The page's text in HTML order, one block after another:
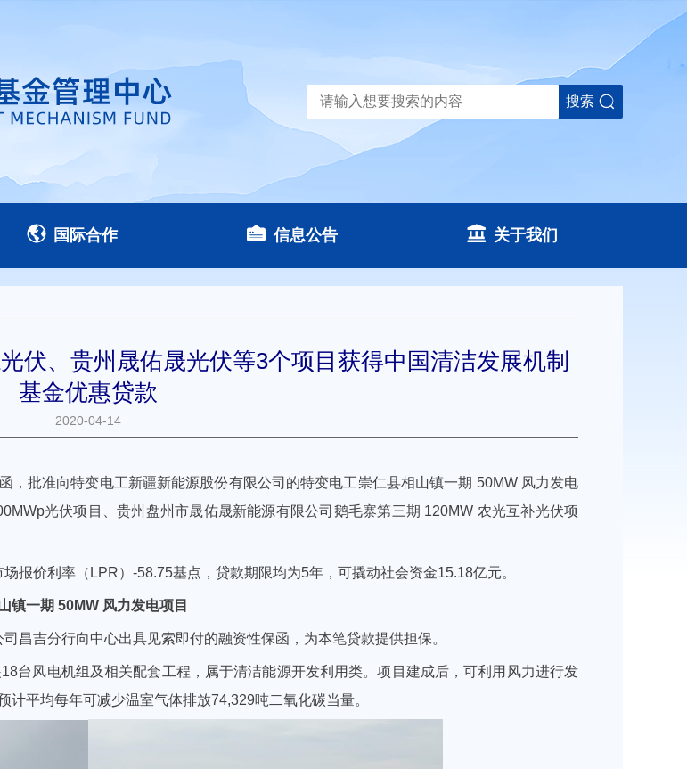
搜索
国际合作 信息公告 关于我们
伏、贵州晟佑晟光伏等3个项目获得中国清洁发展机制
基金优惠贷款
2020-04-14
，批准向特变电工新疆新能源股份有限公司的特变电工崇仁县相山镇一期 50MW 风力发电
光伏项目、贵州盘州市晟佑晟新能源有限公司鹅毛寨第三期 120MW 农光互补光伏项
报价利率（LPR）-58.75基点，贷款期限均为5年，可撬动社会资金15.18亿元。
镇一期 50MW 风力发电项目
昌吉分行向中心出具见索即付的融资性保函，为本笔贷款提供担保。
台风电机组及相关配套工程，属于清洁能源开发利用类。项目建成后，可利用风力进行发
平均每年可减少温室气体排放74,329吨二氧化碳当量。